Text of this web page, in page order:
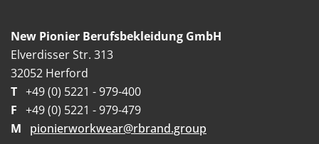
New Pionier Berufsbekleidung GmbH
Elverdisser Str. 313
32052 Herford
T +49 (0) 5221 - 979-400
F +49 (0) 5221 - 979-479
M
pionierworkwear@rbrand.group